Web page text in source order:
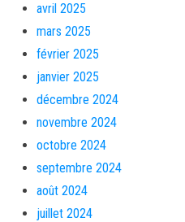
avril 2025
mars 2025
février 2025
janvier 2025
décembre 2024
novembre 2024
octobre 2024
septembre 2024
août 2024
juillet 2024